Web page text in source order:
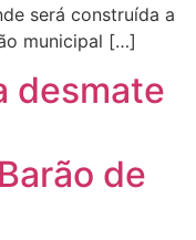
será construída a
municipal […]
desmate
de